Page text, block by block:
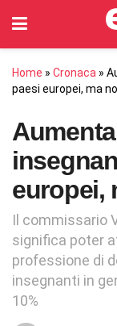
Home » Cronaca »
paesi europei, ma
europei,
Il commissario
significa poter
professione di
insegnanti in
10%